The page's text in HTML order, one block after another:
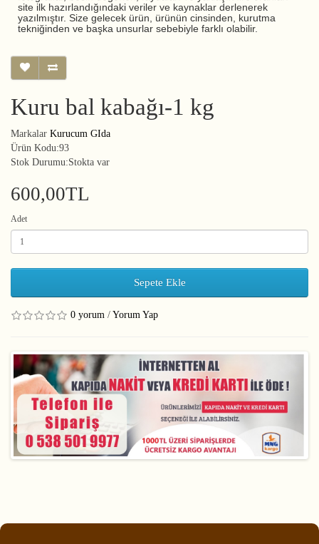
site ilk hazırlandığındaki veriler ve kaynaklar derlenerek
yazılmıştır. Size gelecek ürün, ürünün cinsinden, kurutma
tekniğinden ve başka unsurlar sebebiyle farklı olabilir.
Kuru bal kabağı-1 kg
Markalar Kurucum GIda
Ürün Kodu:93
Stok Durumu:Stokta var
600,00TL
Adet
Sepete Ekle
0 yorum / Yorum Yap